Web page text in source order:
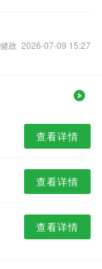
政 2026-07-09 15:27
查看详情
查看详情
查看详情